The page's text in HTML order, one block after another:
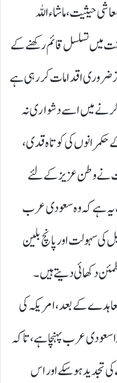
حیثیت ،ماشاء اللہ
میں تسلسل قائم رکھنے کے
تما م تر ضروری اقدامات کررہی ہے
کرنے میں اسے دشواری نہ
کی کوتاہ قدی،
نے وطن عزیز کے لئے
یہ ہے کہ وہ سعودی عرب
کی سہولت اور پانچ بلین
دکھائی دیتے ہیں۔
کے بعد،امریکہ کی
سعودی عرب پہنچا ہے،تا کہ
ہو سکے اور اس